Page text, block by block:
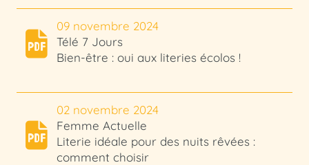
09 novembre 2024
Télé 7 Jours
Bien-être : oui aux literies écolos !
02 novembre 2024
Femme Actuelle
Literie idéale pour des nuits rêvées :
comment choisir